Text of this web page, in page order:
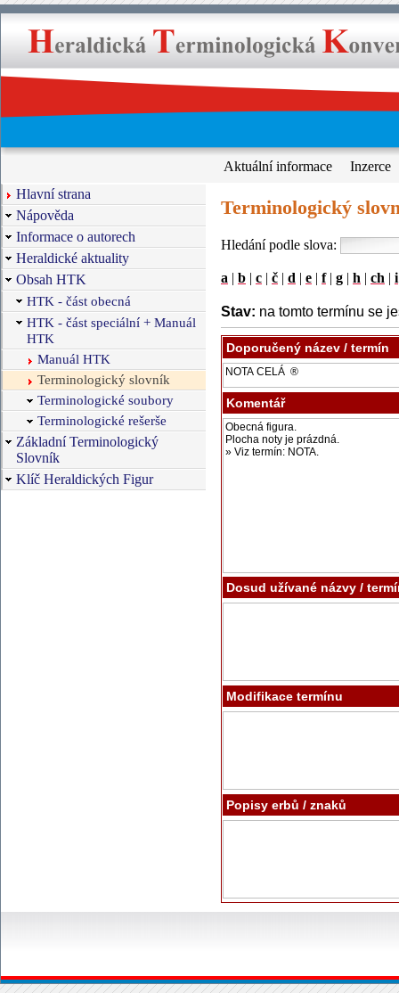
Aktuální informace
Inzerce
Hlavní strana
Nápověda
Informace o autorech
Heraldické aktuality
Obsah HTK
HTK - část obecná
HTK - část speciální + Manuál
HTK
Manuál HTK
Terminologický slovník
Terminologické soubory
Terminologické rešerše
Základní Terminologický
Slovník
Klíč Heraldických Figur
Terminologický
Hledání podle slova:
a | b | c | č | d | e | f| g | h | ch | i
Stav: na tomto termínu se
Doporučený název / termín
Komentář
Dosud užívané názvy /
Modifikace termínu
Popisy erbů / znaků